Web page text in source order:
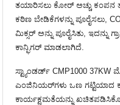
ತಯಾರಿಸಲು ಕೋರ್ ಅಚ್ಚು ಕಂಪನ
ಕಠಿಣ ಬೇಡಿಕೆಗಳನ್ನು ಪೂರೈಸಲು,
ಮಿಕ್ಸರ್ ಅನ್ನು ಪೂರೈಸಿತು, ಇದನ್ನು
ಕಾನ್ಫಿಗರ್ ಮಾಡಲಾಗಿದೆ.
ಸ್ಟ್ಯಾಂಡರ್ಡ್ CMP1000
ಎಂಜಿನಿಯರ್‌ಗಳು ಒಣ ಗಟ್ಟಿಯಾದ
ಕಾರ್ಯಕ್ಷಮತೆಯನ್ನು